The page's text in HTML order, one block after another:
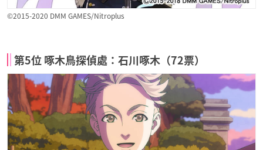
©2015-2020 DMM GAMES/Nitroplus
第5位 啄木鳥探偵處：石川啄木（72票）